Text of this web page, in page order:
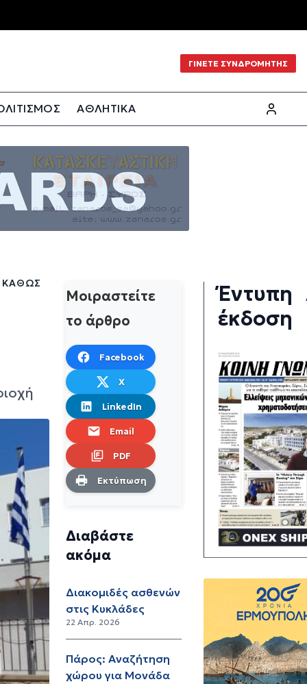
ΓΙΝΕΤΕ ΣΥΝΔΡΟΜΗΤΗΣ
ΑΘΛΗΤΙΚΑ
ΚΑΘΏΣ
Μοιραστείτε
το άρθρο
Facebook
X
LinkedIn
Email
PDF
Εκτύπωση
Διαβάστε
ακόμα
Διακομιδές ασθενών
στις Κυκλάδες
22 Απρ. 2026
Πάρος: Αναζήτηση
χώρου για Μονάδα
Έντυπη
έκδοση